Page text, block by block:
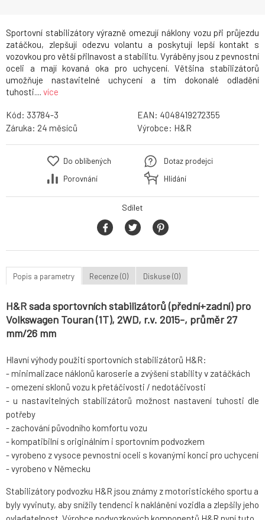
Sportovní stabilizátory výrazně omezují náklony vozu při průjezdu
zatáčkou, zlepšují odezvu volantu a poskytují lepší kontakt s
vozovkou pro větší přilnavost a stabilitu. Vyráběny jsou z pevnostní
oceli a mají kovaná oka pro uchycení. Většina stabilizátorů
umožňuje nastavitelné uchycení a tím dokonalé odladění
tuhosti.... více
Kód: 33784-3 EAN: 4048419272355
Záruka: 24 Výrobce: H&R
Do oblíbených
Porovnání
Dotaz prodejci
Hlídání
Sdílet
Popis a parametry Recenze (0) Diskuse (0)
H&R sada sportovních stabilizátorů (přední+zadní) pro
Volkswagen Touran (1T), 2WD, r.v. 2015-, průměr 27
mm/26 mm
Hlavní výhody použití sportovních stabilizátorů H&R:
- minimalizace náklonů karoserie a zvýšení stability v zatáčkách
- omezení sklonů vozu k přetáčivosti / nedotáčivosti
- u nastavitelných stabilizátorů možnost nastavení tuhosti dle
potřeby
- zachování původního komfortu vozu
- kompatibilní s originálním i sportovním podvozkem
- vyrobeno z vysoce pevnostní oceli s kovanými konci pro uchycení
- vyrobeno v Německu
Stabilizátory podvozku H&R jsou známy z motoristického sportu a
byly vyvinuty, aby snížily tendenci k naklánění vozidla a zlepšily jeho